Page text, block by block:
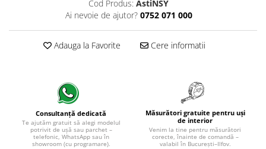
Kronotex - Laminat
Advanced 8 mm
Amazone 10 mm
Exquisit 8 mm
Herringbone 8 mm
Mammut 12 mm
Progress 10 mm
Robusto 12 mm
Cod Produs: AstiNSY
Ai nevoie de ajutor? 0752 071 000
Adauga la Favorite Cere informatii
Consultanță dedicată
Te ajutăm gratuit să alegi modelul
potrivit de ușă sau parchet –
telefonic, WhatsApp sau în
showroom (cu programare).
Măsurători gratuite pentru uși
de interior
Venim la tine pentru măsurători
corecte, înainte de comandă –
valabil în București–Ilfov.